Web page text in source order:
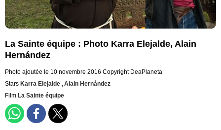
La Sainte équipe : Photo Karra Elejalde, Alain
Hernández
Photo ajoutée le 10 novembre 2016 Copyright DeaPlaneta
Stars Karra Elejalde ,Alain Hernández
Film La Sainte équipe